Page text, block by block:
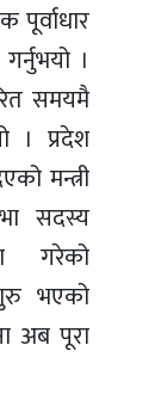
पूर्वाधार
।
समयमै
। प्रदेश
मन्त्री
सदस्य
गरेको
भएको
अब पूरा